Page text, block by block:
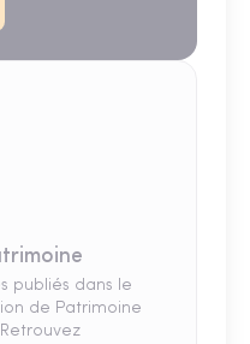
publiés dans le
de Patrimoine